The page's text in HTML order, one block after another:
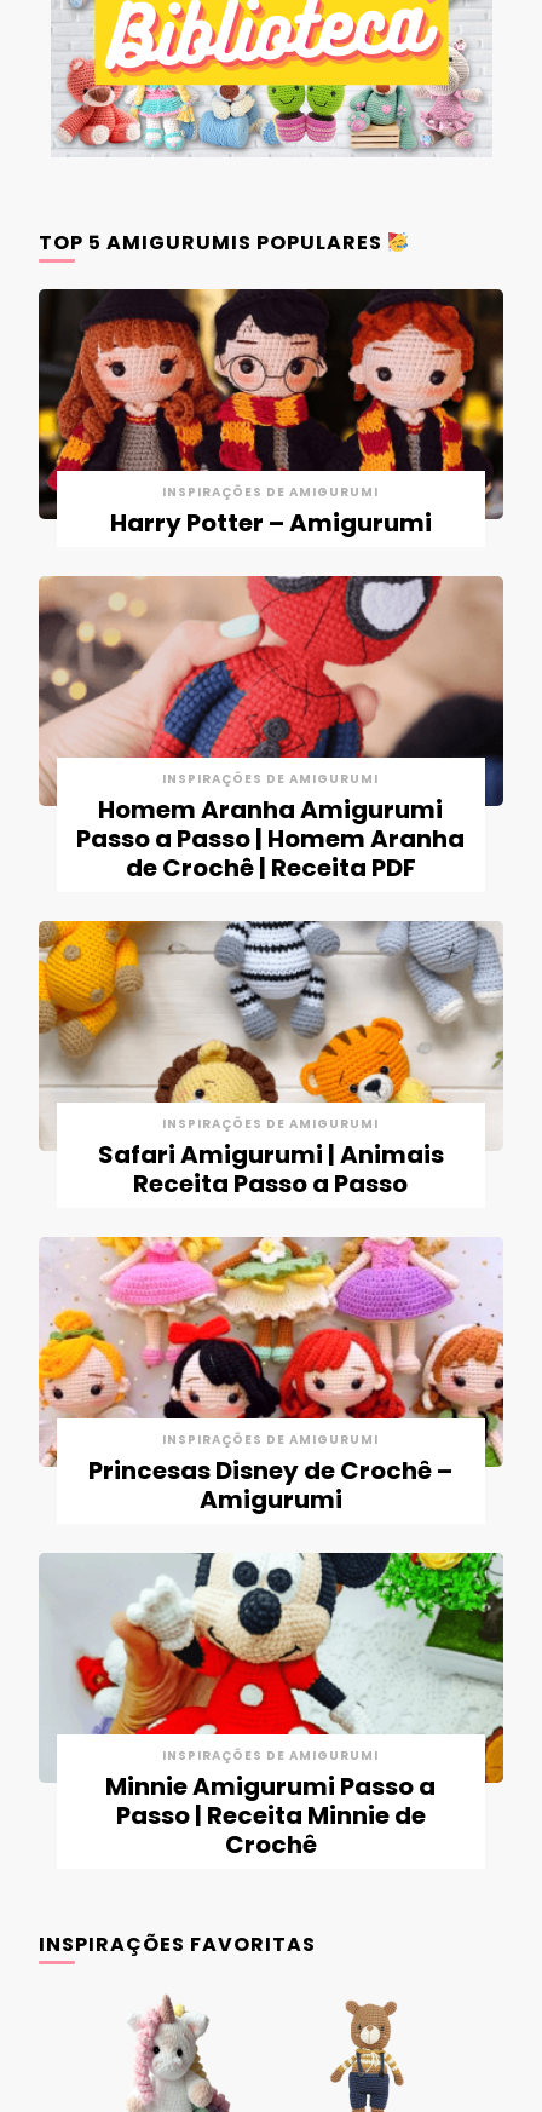
TOP 5 AMIGURUMIS POPULARES
INSPIRAÇÕES DE AMIGURUMI
Harry Potter – Amigurumi
INSPIRAÇÕES DE AMIGURUMI
Homem Aranha Amigurumi
Passo a Passo | Homem Aranha
de Crochê | Receita PDF
INSPIRAÇÕES DE AMIGURUMI
Safari Amigurumi | Animais
Receita Passo a Passo
INSPIRAÇÕES DE AMIGURUMI
Princesas Disney de Crochê –
Amigurumi
INSPIRAÇÕES DE AMIGURUMI
Minnie Amigurumi Passo a
Passo | Receita Minnie de
Crochê
INSPIRAÇÕES FAVORITAS